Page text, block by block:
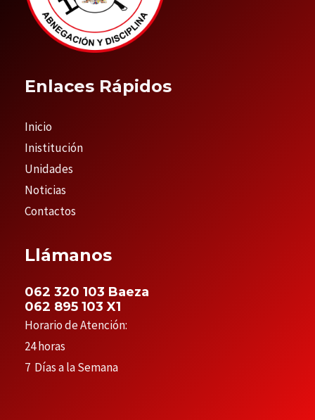
Enlaces Rápidos
Inicio
Inistitución
Unidades
Noticias
Contactos
Llámanos
062 320 103 Baeza
062 895 103 X1
Horario de Atención:
24 horas
7 Días a la Semana